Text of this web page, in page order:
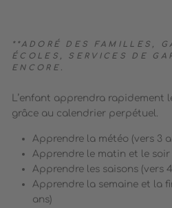
**ADORÉ DES FAMILLES,
ÉCOLES, SERVICES DE
ENCORE.
L’enfant apprendra rapidement
grâce au calendrier perpétuel.
Apprendre la météo (vers 3
Apprendre le matin et le soir
Apprendre les saisons (vers
Apprendre la semaine et la
ans)